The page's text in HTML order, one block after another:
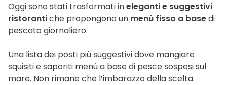
Oggi sono stati trasformati ineleganti e suggestivi
ristorantiche propongono un menù fisso a basedi
pescato giornaliero.
Una lista dei posti più suggestivi dove mangiare
squisiti e saporiti menù a base di pesce sospesi sul
mare. Non rimane che l’imbarazzo della scelta.